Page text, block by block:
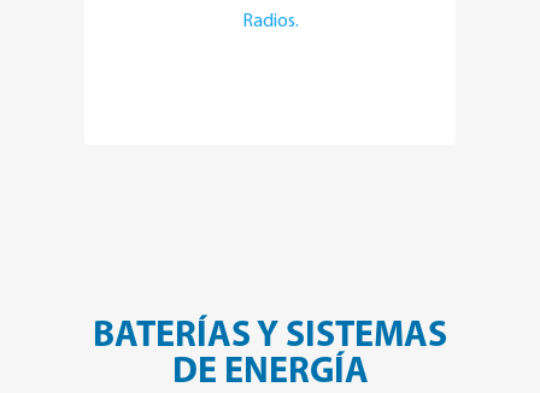
Radios.
BATERÍAS Y SISTEMAS
DE ENERGÍA